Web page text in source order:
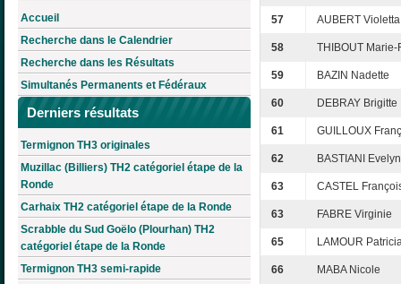
Accueil
Recherche dans le Calendrier
Recherche dans les Résultats
Simultanés Permanents et Fédéraux
Derniers résultats
Termignon TH3 originales
Muzillac (Billiers) TH2 catégoriel étape de la
Ronde
Carhaix TH2 catégoriel étape de la Ronde
Scrabble du Sud Goëlo (Plourhan) TH2
catégoriel étape de la Ronde
Termignon TH3 semi-rapide
57 AUBERT Violetta
58 THIBOUT Marie-
59 BAZIN Nadette
60 DEBRAY Brigitte
61 GUILLOUX
62 BASTIANI
63 CASTEL
63 FABRE Virginie
65 LAMOUR
66 MABA Nicole